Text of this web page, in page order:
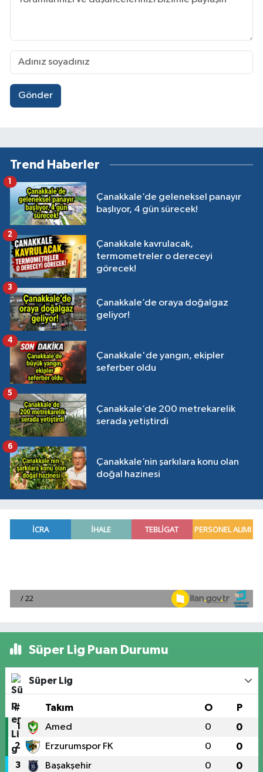
Gönder
Trend Haberler
Çanakkale’de geleneksel panayır
başlıyor, 4 gün sürecek!
1
Çanakkale kavrulacak,
termometreler o dereceyi
görecek!
2
Çanakkale’de oraya doğalgaz
geliyor!
3
Çanakkale'de yangın, ekipler
seferber oldu
4
Çanakkale’de 200 metrekarelik
serada yetiştirdi
5
Çanakkale’nin şarkılara konu olan
doğal hazinesi
6
Süper Lig Puan Durumu
Süper Lig
# Takım O P
1 Amed 0 0
2 Erzurumspor FK 0 0
3 Başakşehir 0 0